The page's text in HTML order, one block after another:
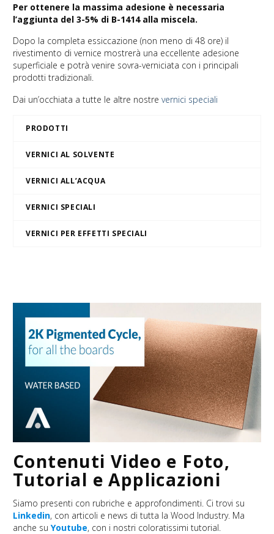
Per ottenere la massima adesione è necessaria
l’aggiunta del 3-5% di B-1414 alla miscela.
Dopo la completa essiccazione (non meno di 48 ore) il
rivestimento di vernice mostrerà una eccellente adesione
superficiale e potrà venire sovra-verniciata con i principali
prodotti tradizionali.
Dai un’occhiata a tutte le altre nostre vernici speciali
PRODOTTI
VERNICI AL SOLVENTE
VERNICI ALL’ACQUA
VERNICI SPECIALI
VERNICI PER EFFETTI SPECIALI
Contenuti Video e Foto,
Tutorial e Applicazioni
Siamo presenti con rubriche e approfondimenti. Ci trovi su
Linkedin, con articoli e news di tutta la Wood Industry. Ma
anche su Youtube, con i nostri coloratissimi tutorial.